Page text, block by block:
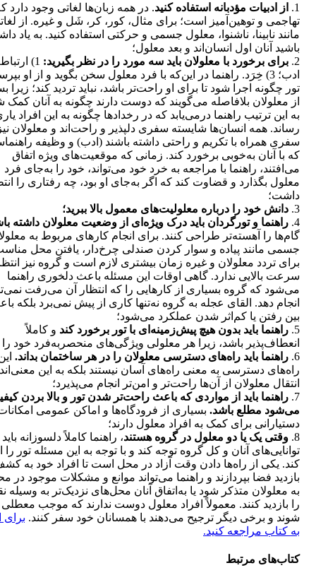
1. از ادبیات مؤدبانه استفاده کنید. در همه زبان‌ها لغاتی وجود دارد
تهاجمی و توهین‌آمیز است؛ برای ‌مثال، کور، کر، شَل و غیره. از
مانند نابینا، ناشنوا، معلول جسمی و حرکتی استفاده کنید. به یاد
باشید آنان اول انسان‌اند و بعد معلول؛
2. برای برخورد با معلولان باید سه مورد را در نظر بگیرید:
ادب؛ 3) خِرَد. راهنما در این‌که با فرد معلول سخن بگوید و از او
تور چگونه اجرا شود تا برای او راحت‌تر باشد، نباید تردید کند؛ زیرا
از معلولان بلافاصله می‌گویند که دوست دارند چگونه به آنان کمک
به این ترتیب راهنما درمی‌یابد که در رخدادها چگونه به این افراد
رساند. همه انسان‌ها شایسته سفری دلپذیر و راحت‌اند و معلولان نیز
سفری همراه با تکریم و راحتی داشته باشند (ادب) و وظیفه
که با آنان به‌خوبی برخورد کند. زمانی که موقعیت‌های ویژه اتفاق
می‌افتند، راهنما با مراجعه به خرد خود می‌تواند، خود را به‌جای فرد
معلول بگذارد و قضاوت کند که اگر به‌جای او بود، چه رفتاری را
داشت؛
3. دانش خود را درباره معلولیت‌های معمول بالا ببرید؛
4. راهنما و تورگردان باید درک ویژه‌ای از وضعیت معلولان داشته
گام‌ها را آهسته‌تر طراحی کنند. برای انجام کارهای مربوط به
جسمی مانند پیاده و سوار کردن صندلی چرخ‌دار، یافتن محل
برای تردد معلولان و غیره زمان بیشتری لازم است و گروه نیز
سرعت بالایی ندارد. گاهی اوقات این مسئله باعث دلخوری راهنما
می‌شود که گروه بسیاری از کارهایی را که انتظار آن می‌رفت
انجام دهد. القای عجله به گروه نه‌تنها کاری از پیش نمی‌برد بلکه
بین رفتن یا کم‌اثر شدن عملکرد می‌شود؛
5. راهنما باید بدون هیچ پیش‌زمینه‌ای با تور برخورد کند و کاملاً
انعطاف‌پذیر باشد، زیرا هر معلولی ویژگی‌های منحصربه‌فرد خود را
6. راهنما باید راه‌های دسترسی معلولان را در هر ساختمان بداند.
راه‌های دسترسی به معنی راه‌های آسان نیستند بلکه به این
انتقال معلولان از آن‌ها راحت‌تر و امن‌تر انجام می‌پذیرد؛
7. راهنما باید از مواردی که باعث راحت‌تر شدن تور و بالا بردن
می‌شود مطلع باشد. بسیاری از فرودگاه‌ها و اماکن عمومی
دستیارانی برای کمک به افراد معلول دارند؛
8. وقتی یک یا دو معلول در گروه هستند، راهنما کاملاً دلسوزانه
توانایی‌های آنان و کل گروه توجه کند و با توجه به این مسئله تور را
کند. یکی از راه‌ها دادن وقت آزاد در محل است تا افراد خود به
بازدید فضا بپردازند و راهنما می‌تواند موانع و مشکلات موجود در
به معلولان متذکر شود یا به‌اتفاق آنان محل‌های نزدیک‌تر به‌ وسیله
را بازدید کنند. معمولاً افراد معلول دوست ندارند که موجب
شوند و برخی دیگر ترجیح می‌دهند با همسانان خود سفر کنند. برای
به کتاب مراجعه کنید.
کتاب‌های مرتبط